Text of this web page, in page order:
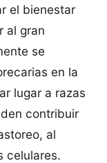
el bienestar
al gran
se
en la
lugar a razas
contribuir
al
celulares.